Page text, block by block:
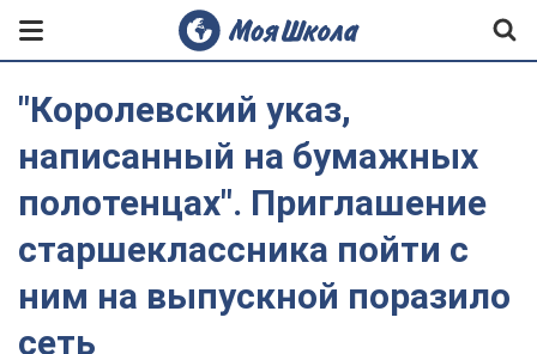
"Королевский указ,
написанный на бумажных
полотенцах". Приглашение
старшеклассника пойти с
ним на выпускной поразило
сеть